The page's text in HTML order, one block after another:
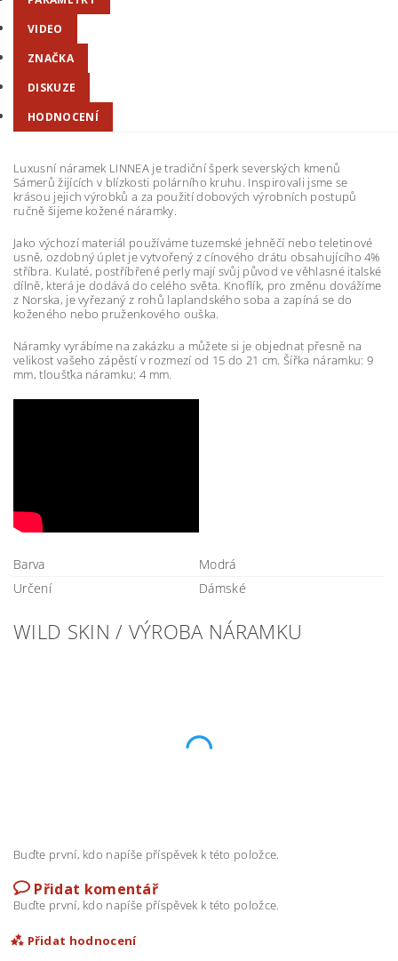
VIDEO
ZNAČKA
DISKUZE
HODNOCENÍ
Luxusní náramek LINNEA je tradiční šperk severských kmenů
Sámerů žijících v blízkosti polárního kruhu. Inspirovali jsme se
krásou jejich výrobků a za použití dobových výrobních postupů
ručně šijeme kožené náramky.
Jako výchozí materiál používáme tuzemské jehněčí nebo teletinové
usně, ozdobný úplet je vytvořený z cínového drátu obsahujícího 4%
stříbra. Kulaté, postříbřené perly mají svůj původ ve věhlasné italské
dílně, která je dodává do celého světa. Knoflík, pro změnu dovážíme
z Norska, je vyřezaný z rohů laplandského soba a zapíná se do
koženého nebo pruženkového ouška.
Náramky vyrábíme na zakázku a můžete si je objednat přesně na
velikost vašeho zápěstí v rozmezí od 15 do 21 cm. Šířka náramku: 9
mm, tloušťka náramku: 4 mm.
Barva
Modrá
Určení
Dámské
WILD SKIN / VÝROBA NÁRAMKU
Buďte první, kdo napíše příspěvek k této položce.
Přidat komentář
Buďte první, kdo napíše příspěvek k této položce.
Přidat hodnocení